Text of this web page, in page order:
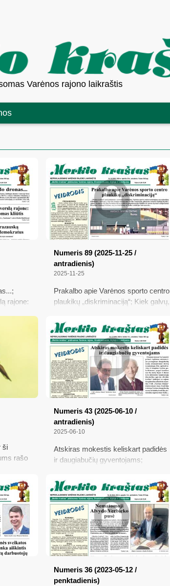
Varėnos rajono laikraštis
rajone:
oro
Numeris 89 (2025-11-25 /
antradienis)
2025-11-25
Prakalbo apie Varėnos sporto centro
plaukikų „diskriminaciją“; Kiek galvų,
dienos internete; Suvienodinama
atostogų socialiniams darbuotojams
trukmė; Seimas leido medikams
konsultuoti iš nutolusios darbo
vietos
ši
rašo
Numeris 43 (2025-06-10 /
antradienis)
2025-06-10
Atskiras mokestis keliskart padidės
ir daugiabučių gyventojams;
negirdi...; Renka parašus NT
mokesčio įstatymui keisti gyventojų
iniciatyva; Škvalas siautėjo ir mūsų
rajone
Numeris 36 (2023-05-12 /
penktadienis)